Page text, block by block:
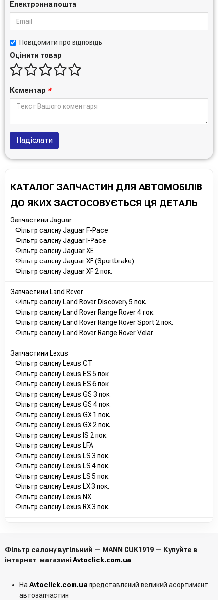
Електронна пошта
Повідомити про відповідь
Оцінити товар
Коментар *
Надіслати
КАТАЛОГ ЗАПЧАСТИН ДЛЯ АВТОМОБІЛІВ
ДО ЯКИХ ЗАСТОСОВУЄТЬСЯ ЦЯ ДЕТАЛЬ
Запчастини Jaguar
Фільтр салону Jaguar F-Pace
Фільтр салону Jaguar I-Pace
Фільтр салону Jaguar XE
Фільтр салону Jaguar XF (Sportbrake)
Фільтр салону Jaguar XF 2 пок.
Запчастини Land Rover
Фільтр салону Land Rover Discovery 5 пок.
Фільтр салону Land Rover Range Rover 4 пок.
Фільтр салону Land Rover Range Rover Sport 2 пок.
Фільтр салону Land Rover Range Rover Velar
Запчастини Lexus
Фільтр салону Lexus CT
Фільтр салону Lexus ES 5 пок.
Фільтр салону Lexus ES 6 пок.
Фільтр салону Lexus GS 3 пок.
Фільтр салону Lexus GS 4 пок.
Фільтр салону Lexus GX 1 пок.
Фільтр салону Lexus GX 2 пок.
Фільтр салону Lexus IS 2 пок.
Фільтр салону Lexus LFA
Фільтр салону Lexus LS 3 пок.
Фільтр салону Lexus LS 4 пок.
Фільтр салону Lexus LS 5 пок.
Фільтр салону Lexus LX 3 пок.
Фільтр салону Lexus NX
Фільтр салону Lexus RX 3 пок.
Фільтр салону вугільний — MANN CUK1919 — Купуйте в
інтернет-магазині Avtoclick.com.ua
НаAvtoclick.com.uaпредставлений великий асортимент
автозапчастин